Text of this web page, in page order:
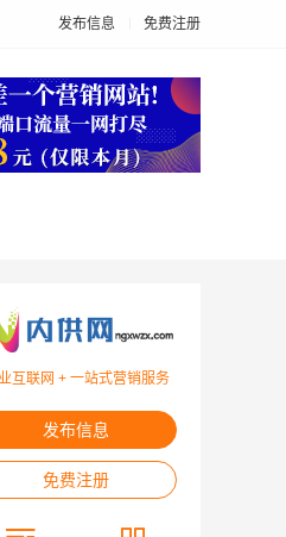
发布信息 免费注册
互联网 + 一站式营销服务
发布信息
免费注册